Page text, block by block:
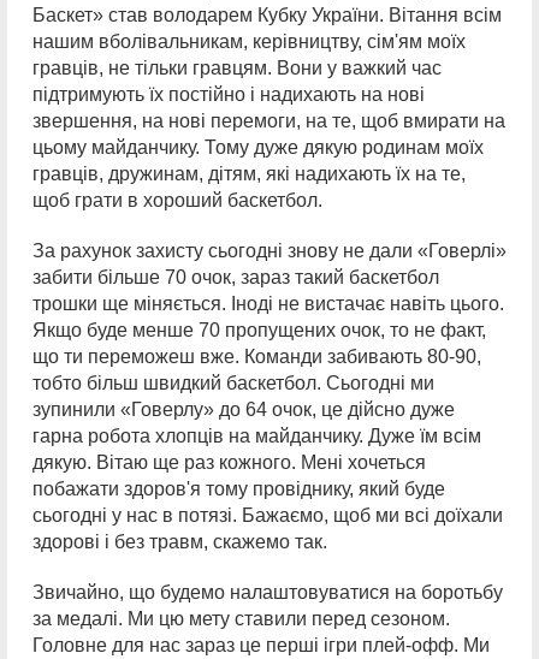
Баскет» став володарем Кубку України. Вітання всім
нашим вболівальникам, керівництву, сім'ям моїх
гравців, не тільки гравцям. Вони у важкий час
підтримують їх постійно і надихають на нові
звершення, на нові перемоги, на те, щоб вмирати на
цьому майданчику. Тому дуже дякую родинам моїх
гравців, дружинам, дітям, які надихають їх на те,
щоб грати в хороший баскетбол.
За рахунок захисту сьогодні знову не дали «Говерлі»
забити більше 70 очок, зараз такий баскетбол
трошки ще міняється. Іноді не вистачає навіть цього.
Якщо буде менше 70 пропущених очок, то не факт,
що ти переможеш вже. Команди забивають 80-90,
тобто більш швидкий баскетбол. Сьогодні ми
зупинили «Говерлу» до 64 очок, це дійсно дуже
гарна робота хлопців на майданчику. Дуже їм всім
дякую. Вітаю ще раз кожного. Мені хочеться
побажати здоров'я тому провіднику, який буде
сьогодні у нас в потязі. Бажаємо, щоб ми всі доїхали
здорові і без травм, скажемо так.
Звичайно, що будемо налаштовуватися на боротьбу
за медалі. Ми цю мету ставили перед сезоном.
Головне для нас зараз це перші ігри плей-офф. Ми